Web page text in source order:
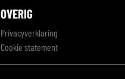
OVERIG
Privacyverklaring
Cookie statement